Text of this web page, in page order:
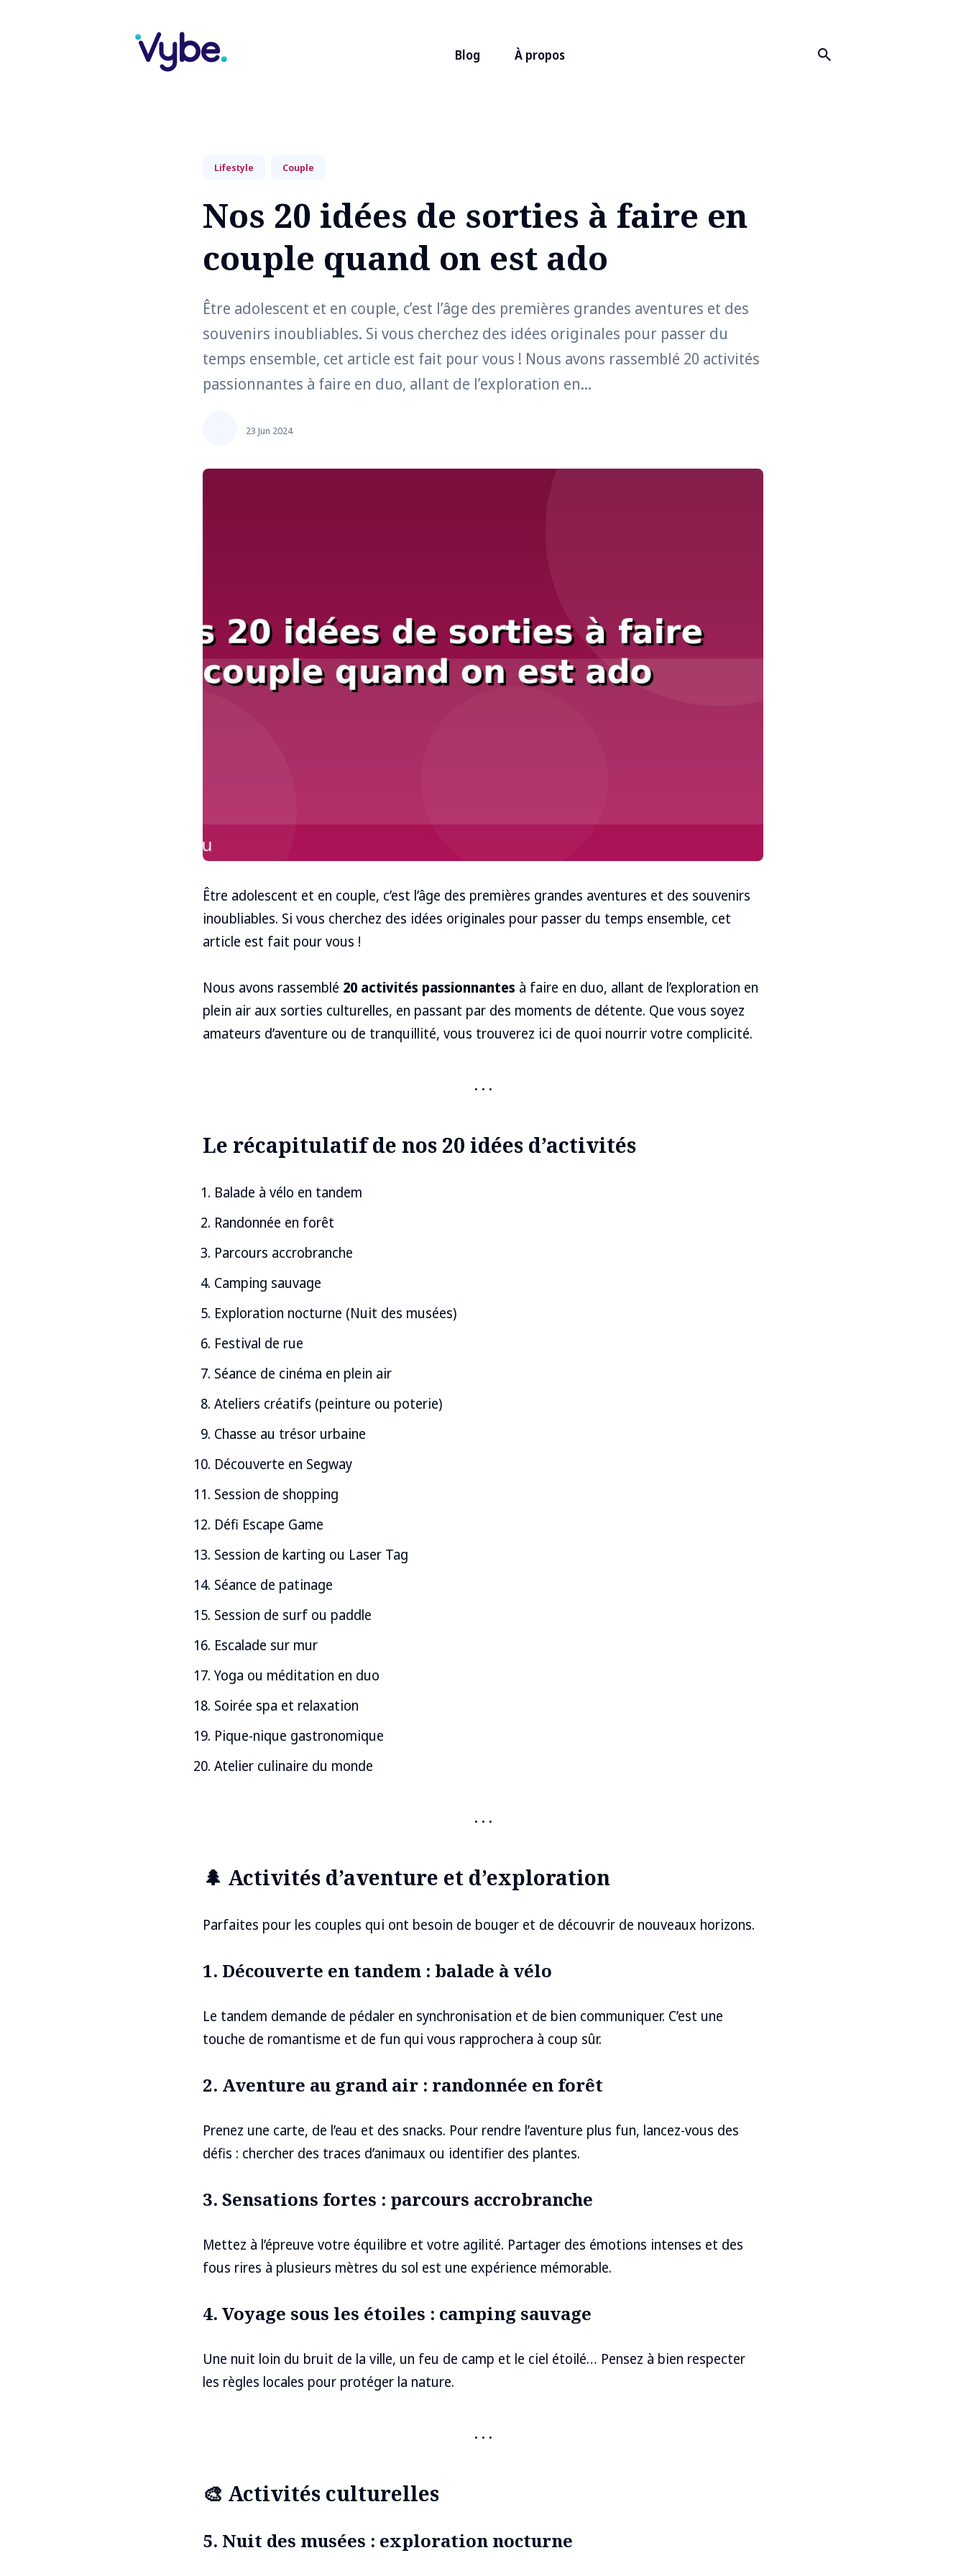
Blog À propos
for
Lifestyle Couple
Nos 20 idées de sorties à faire en
couple quand on est ado
Être adolescent et en couple, c’est l’âge des premières grandes aventures et des
souvenirs inoubliables. Si vous cherchez des idées originales pour passer du
temps ensemble, cet article est fait pour vous ! Nous avons rassemblé 20 activités
passionnantes à faire en duo, allant de l’exploration en...
23 Jun 2024
Être adolescent et en couple, c’est l’âge des premières grandes aventures et des souvenirs
inoubliables. Si vous cherchez des idées originales pour passer du temps ensemble, cet
article est fait pour vous !
Nous avons rassemblé 20 activités passionnantes à faire en duo, allant de l’exploration en
plein air aux sorties culturelles, en passant par des moments de détente. Que vous soyez
amateurs d’aventure ou de tranquillité, vous trouverez ici de quoi nourrir votre complicité.
Le récapitulatif de nos 20 idées d’activités
Balade à vélo en tandem
Randonnée en forêt
Parcours accrobranche
Camping sauvage
Exploration nocturne (Nuit des musées)
Festival de rue
Séance de cinéma en plein air
Ateliers créatifs (peinture ou poterie)
Chasse au trésor urbaine
Découverte en Segway
Session de shopping
Défi Escape Game
Session de karting ou Laser Tag
Séance de patinage
Session de surf ou paddle
Escalade sur mur
Yoga ou méditation en duo
Soirée spa et relaxation
Pique-nique gastronomique
Atelier culinaire du monde
🌲 Activités d’aventure et d’exploration
Parfaites pour les couples qui ont besoin de bouger et de découvrir de nouveaux horizons.
1. Découverte en tandem : balade à vélo
Le tandem demande de pédaler en synchronisation et de bien communiquer. C’est une
touche de romantisme et de fun qui vous rapprochera à coup sûr.
2. Aventure au grand air : randonnée en forêt
Prenez une carte, de l’eau et des snacks. Pour rendre l’aventure plus fun, lancez-vous des
défis : chercher des traces d’animaux ou identifier des plantes.
3. Sensations fortes : parcours accrobranche
Mettez à l’épreuve votre équilibre et votre agilité. Partager des émotions intenses et des
fous rires à plusieurs mètres du sol est une expérience mémorable.
4. Voyage sous les étoiles : camping sauvage
Une nuit loin du bruit de la ville, un feu de camp et le ciel étoilé… Pensez à bien respecter
les règles locales pour protéger la nature.
🎨 Activités culturelles
5. Nuit des musées : exploration nocturne